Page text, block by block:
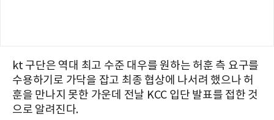
kt 구단은 역대 최고 수준 대우를 원하는 허훈 측 요구를
수용하기로 가닥을 잡고 최종 협상에 나서려 했으나 허
훈을 만나지 못한 가운데 전날 KCC 입단 발표를 접한 것
으로 알려진다.